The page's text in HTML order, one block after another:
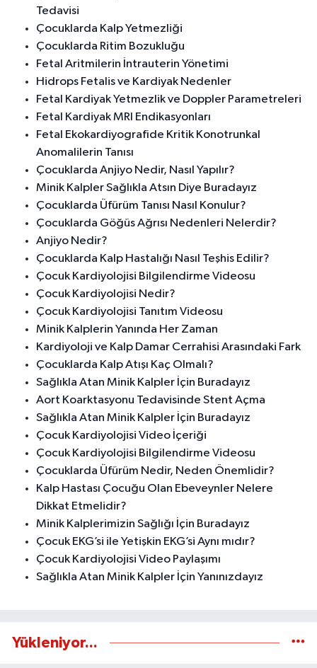
Tedavisi
Çocuklarda Kalp Yetmezliği
Çocuklarda Ritim Bozukluğu
Fetal Aritmilerin İntrauterin Yönetimi
Hidrops Fetalis ve Kardiyak Nedenler
Fetal Kardiyak Yetmezlik ve Doppler Parametreleri
Fetal Kardiyak MRI Endikasyonları
Fetal Ekokardiyografide Kritik Konotrunkal
Anomalilerin Tanısı
Çocuklarda Anjiyo Nedir, Nasıl Yapılır?
Minik Kalpler Sağlıkla Atsın Diye Buradayız
Çocuklarda Üfürüm Tanısı Nasıl Konulur?
Çocuklarda Göğüs Ağrısı Nedenleri Nelerdir?
Anjiyo Nedir?
Çocuklarda Kalp Hastalığı Nasıl Teşhis Edilir?
Çocuk Kardiyolojisi Bilgilendirme Videosu
Çocuk Kardiyolojisi Nedir?
Çocuk Kardiyolojisi Tanıtım Videosu
Minik Kalplerin Yanında Her Zaman
Kardiyoloji ve Kalp Damar Cerrahisi Arasındaki Fark
Çocuklarda Kalp Atışı Kaç Olmalı?
Sağlıkla Atan Minik Kalpler İçin Buradayız
Aort Koarktasyonu Tedavisinde Stent Açma
Sağlıkla Atan Minik Kalpler İçin Buradayız
Çocuk Kardiyolojisi Video İçeriği
Çocuk Kardiyolojisi Bilgilendirme Videosu
Çocuklarda Üfürüm Nedir, Neden Önemlidir?
Kalp Hastası Çocuğu Olan Ebeveynler Nelere
Dikkat Etmelidir?
Minik Kalplerimizin Sağlığı İçin Buradayız
Çocuk EKG’si ile Yetişkin EKG’si Aynı mıdır?
Çocuk Kardiyolojisi Video Paylaşımı
Sağlıkla Atan Minik Kalpler İçin Yanınızdayız
Yükleniyor...